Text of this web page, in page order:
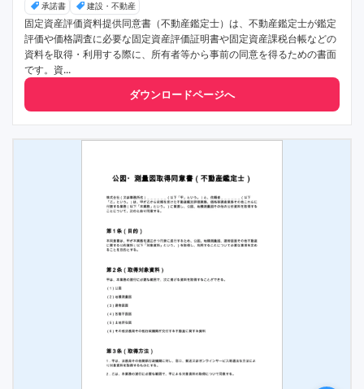
承諾書 建設・不動産
固定資産評価資料提供同意書（不動産鑑定士）は、不動産鑑定士が鑑定
評価や価格調査に必要な固定資産評価証明書や固定資産課税台帳などの
資料を取得・利用する際に、所有者等から事前の同意を得るための書面
です。資...
ダウンロードページへ